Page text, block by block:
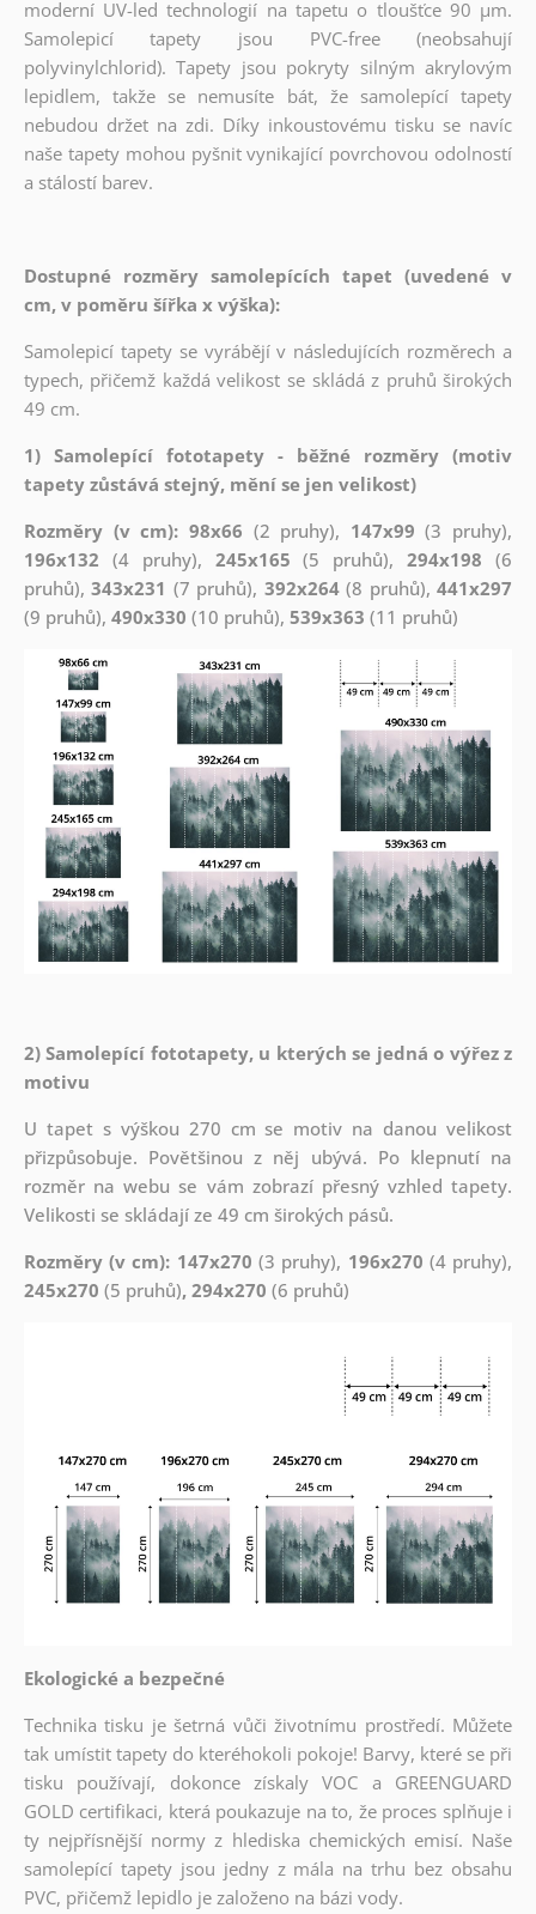
moderní UV-led technologií na tapetu o tloušťce 90 µm.
Samolepicí tapety jsou PVC-free (neobsahují
polyvinylchlorid). Tapety jsou pokryty silným akrylovým
lepidlem, takže se nemusíte bát, že samolepící tapety
nebudou držet na zdi. Díky inkoustovému tisku se navíc
naše tapety mohou pyšnit vynikající povrchovou odolností
a stálostí barev.
Dostupné rozměry samolepících tapet (uvedené v
cm, v poměru šířka x výška):
Samolepicí tapety se vyrábějí v následujících rozměrech a
typech, přičemž každá velikost se skládá z pruhů širokých
49 cm.
1) Samolepící fototapety - běžné rozměry (motiv
tapety zůstává stejný, mění se jen velikost)
Rozměry (v cm): 98x66 (2 pruhy), 147x99 (3 pruhy),
196x132 (4 pruhy), 245x165 (5 pruhů),294x198 (6
pruhů),343x231 (7 pruhů), 392x264(8 pruhů),441x297
(9 pruhů), 490x330 (10 pruhů), 539x363 (11 pruhů)
2) Samolepící fototapety, u kterých se jedná o výřez z
motivu
U tapet s výškou 270 cm se motiv na danou velikost
přizpůsobuje. Povětšinou z něj ubývá. Po klepnutí na
rozměr na webu se vám zobrazí přesný vzhled tapety.
Velikosti se skládají ze 49 cm širokých pásů.
Rozměry (v cm): 147x270 (3 pruhy), 196x270 (4 pruhy),
245x270 (5 pruhů), 294x270 (6 pruhů)
Ekologické a bezpečné
Technika tisku je šetrná vůči životnímu prostředí. Můžete
tak umístit tapety do kteréhokoli pokoje! Barvy, které se při
tisku používají, dokonce získaly VOC a GREENGUARD
GOLD certifikaci, která poukazuje na to, že proces splňuje i
ty nejpřísnější normy z hlediska chemických emisí. Naše
samolepící tapety jsou jedny z mála na trhu bez obsahu
PVC, přičemž lepidlo je založeno na bázi vody.